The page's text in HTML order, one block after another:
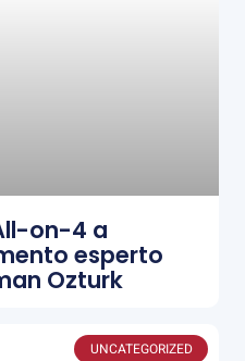
on-4 a
esperto
Ozturk
UNCATEGORIZED